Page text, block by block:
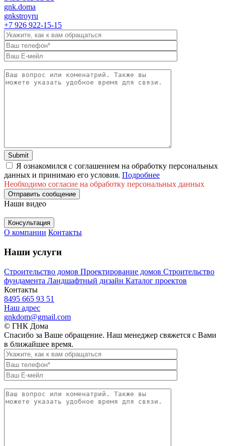
gnk.doma
gnkstroyru
+7 926 922-15-15
Я ознакомился с соглашением на обработку персональных
данных и принимаю его условия. Подробнее
Необходимо согласие на обработку персональных данных
Отправить сообщение
Наши видео
Консультация
О компании Контакты
Наши услуги
Строительство домов Проектирование домов Строительство
фундамента Ландшафтный дизайн Каталог проектов
Контакты
8495 665 93 51
Наш адрес
gnkdom@gmail.com
© ГНК Дома
Спасибо за Ваше обращение. Наш менеджер свяжется с Вами
в ближайшее время.